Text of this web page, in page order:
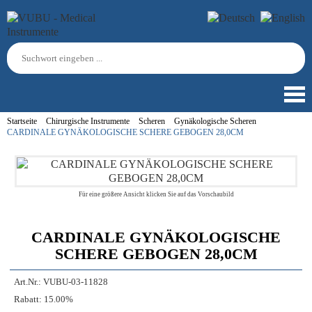
Startseite Chirurgische Instrumente Scheren
Gynäkologische Scheren
CARDINALE GYNÄKOLOGISCHE SCHERE GEBOGEN 28,0CM
Für eine größere Ansicht klicken Sie auf das Vorschaubild
CARDINALE GYNÄKOLOGISCHE
SCHERE GEBOGEN 28,0CM
Art.Nr.: VUBU-03-11828
Rabatt: 15.00%